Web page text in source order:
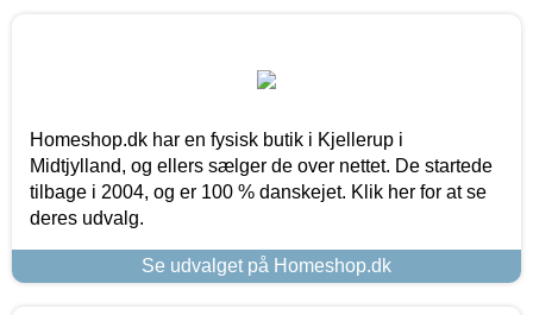
Homeshop.dk har en fysisk butik i Kjellerup i
Midtjylland, og ellers sælger de over nettet. De startede
tilbage i 2004, og er 100 % danskejet. Klik her for at se
deres udvalg.
Se udvalget på Homeshop.dk